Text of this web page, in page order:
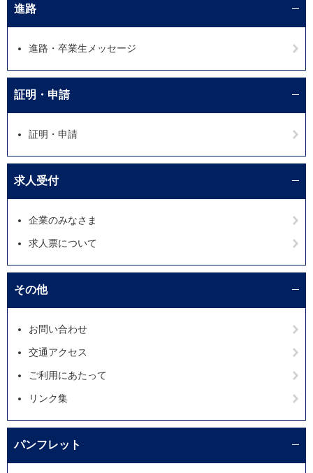
進路
進路・卒業生メッセージ
証明・申請
証明・申請
求人受付
企業のみなさま
求人票について
その他
お問い合わせ
交通アクセス
ご利用にあたって
リンク集
パンフレット